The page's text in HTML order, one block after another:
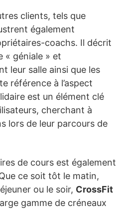
clients, tels que
également
coachs. Il décrit
« géniale » et
leur salle ainsi que les
référence à l’aspect
est un élément clé
cherchant à
lors de leur parcours de
de cours est également
ce soit tôt le matin,
ou le soir, CrossFit
gamme de créneaux